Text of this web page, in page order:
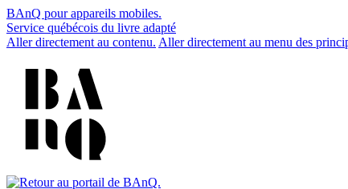
BAnQ pour appareils mobiles.
Service québécois du livre adapté
Aller directement au contenu. Aller directement au menu des